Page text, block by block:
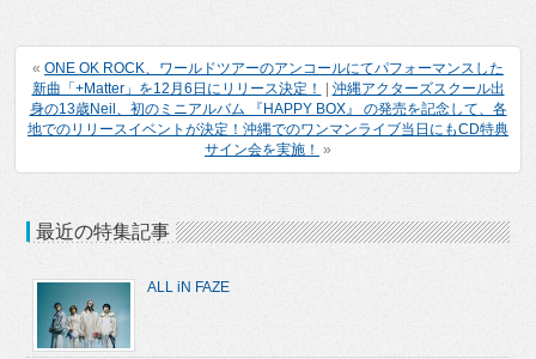
« ONE OK ROCK、ワールドツアーのアンコールにてパフォーマンスした
新曲「+Matter」を12月6日にリリース決定！
沖縄アクターズスクール出
身の13歳Neil、初のミニアルバム 『HAPPY BOX』 の発売を記念して、各
地でのリリースイベントが決定！沖縄でのワンマンライブ当日にもCD特典
サイン会を実施！ »
最近の特集記事
ALL iN FAZE